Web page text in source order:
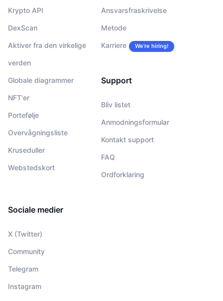
Krypto API
DexScan
Aktiver fra den virkelige
verden
Globale diagrammer
NFT'er
Portefølje
Overvågningsliste
Kruseduller
Webstedskort
Ansvarsfraskrivelse
Metode
Karriere We’re hiring!
Support
Bliv listet
Anmodningsformular
Kontakt support
FAQ
Ordforklaring
Sociale medier
X (Twitter)
Community
Telegram
Instagram